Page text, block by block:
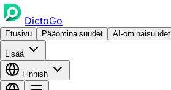
DictoGo
Etusivu Pääominaisuudet AI-ominaisuudet
Lisää
Finnish